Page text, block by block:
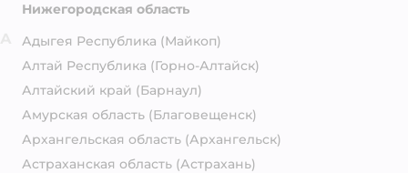
Нижегородская область
Адыгея Республика (Майкоп)
Алтай Республика (Горно-Алтайск)
Алтайский край (Барнаул)
Амурская область (Благовещенск)
Архангельская область (Архангельск)
Астраханская область (Астрахань)